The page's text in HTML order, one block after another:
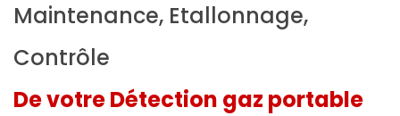
Maintenance, Etallonnage,
Contrôle
De votre Détection gaz portable